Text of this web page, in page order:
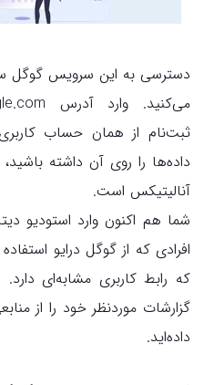
دسترسی به این سرویس گوگل
ثبت‌نام از همان حساب
داده‌ها را روی آن داشته
آنالیتیکس است.
شما هم اکنون وارد استودیو
افرادی که از گوگل درایو
که رابط کاربری مشابه‌ای
گزارشات موردنظر خود را از
داده‌اید.